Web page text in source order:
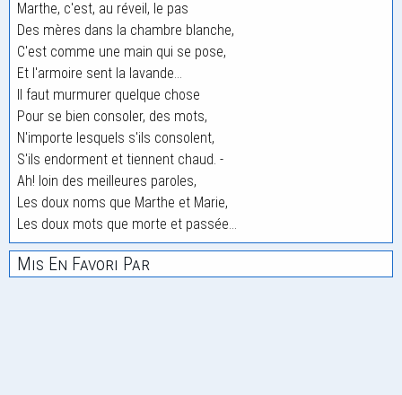
Marthe, c'est, au réveil, le pas
Des mères dans la chambre blanche,
C'est comme une main qui se pose,
Et l'armoire sent la lavande...
Il faut murmurer quelque chose
Pour se bien consoler, des mots,
N'importe lesquels s'ils consolent,
S'ils endorment et tiennent chaud. -
Ah! loin des meilleures paroles,
Les doux noms que Marthe et Marie,
Les doux mots que morte et passée...
Mis En Favori Par